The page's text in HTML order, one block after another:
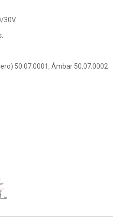
30V.
50.07.0001, Ámbar 50.07.0002